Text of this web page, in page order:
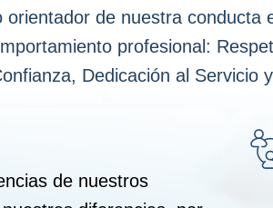
de nuestra
profesional:
Dedicación al Servicio
de nuestros